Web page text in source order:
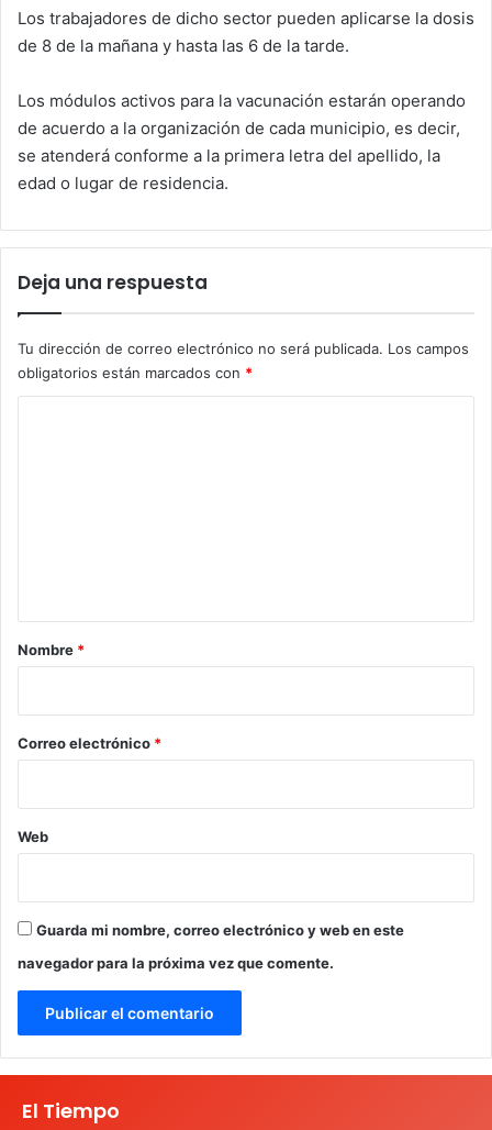
Los trabajadores de dicho sector pueden aplicarse la dosis
de 8 de la mañana y hasta las 6 de la tarde.
Los módulos activos para la vacunación estarán operando
de acuerdo a la organización de cada municipio, es decir,
se atenderá conforme a la primera letra del apellido, la
edad o lugar de residencia.
Deja una respuesta
Tu dirección de correo electrónico no será publicada. Los campos
obligatorios están marcados con *
r
*
Nombre *
Correo electrónico *
Web
Guarda mi nombre, correo electrónico y web en este
navegador para la próxima vez que comente.
El Tiempo